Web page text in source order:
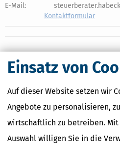
Einsatz von
Auf dieser Website setzen wir
Angebote zu personalisieren,
wirtschaftlich zu betreiben.
Auswahl willigen Sie in die
E-Mail:
Kontaktformular